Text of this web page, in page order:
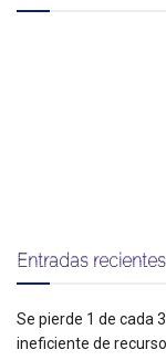
Entradas recientes
Se pierde 1 de cada
ineficiente de